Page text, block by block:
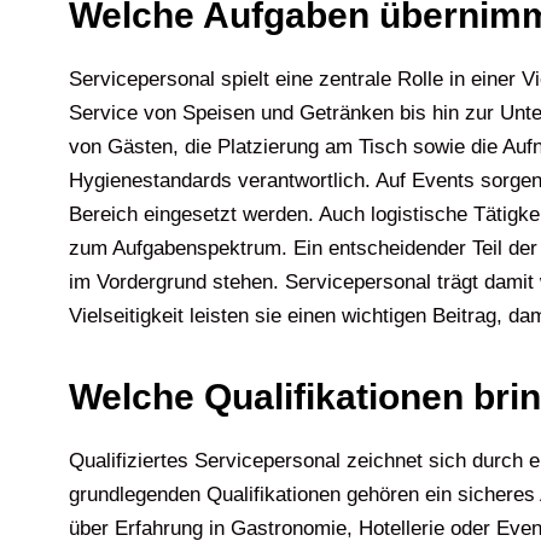
Welche Aufgaben
Servicepersonal spielt eine zentrale Rolle in einer
Service von Speisen und Getränken bis hin zur
von Gästen, die Platzierung am Tisch sowie die
Hygienestandards verantwortlich. Auf Events
Bereich eingesetzt werden. Auch logistische
zum Aufgabenspektrum. Ein entscheidender Teil
im Vordergrund stehen. Servicepersonal trägt
Vielseitigkeit leisten sie einen wichtigen Beitrag,
Welche Qualifikationen
Qualifiziertes Servicepersonal zeichnet sich durch
grundlegenden Qualifikationen gehören ein
über Erfahrung in Gastronomie, Hotellerie oder